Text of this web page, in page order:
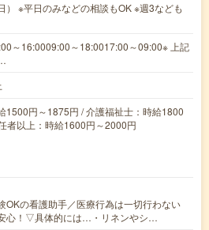
） ※平日のみなどの相談もOK ※週3なども
～16:0009:00～18:0017:00～09:00※ 上記
1500円～1875円 / 介護福祉士：時給1800
者以上：時給1600円～2000円
OKの看護助手／医療行為は一切行わない
心！▽具体的には…・リネンやシ…